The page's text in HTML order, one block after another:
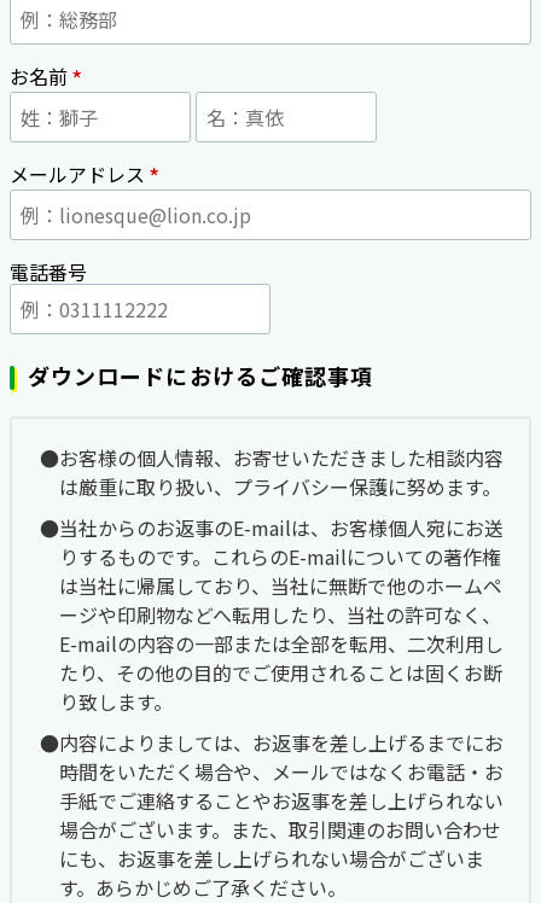
お名前*
メールアドレス *
電話番号
ダウンロードにおけるご確認事項
お客様の個人情報、お寄せいただきました相談内容
は厳重に取り扱い、プライバシー保護に努めます。
当社からのお返事のE-mailは、お客様個人宛にお送
りするものです。これらのE-mailについての著作権
は当社に帰属しており、当社に無断で他のホームペ
ージや印刷物などへ転用したり、当社の許可なく、
E-mailの内容の一部または全部を転用、二次利用し
たり、その他の目的でご使用されることは固くお断
り致します。
内容によりましては、お返事を差し上げるまでにお
時間をいただく場合や、メールではなくお電話・お
手紙でご連絡することやお返事を差し上げられない
場合がございます。また、取引関連のお問い合わせ
にも、お返事を差し上げられない場合がございま
す。あらかじめご了承ください。